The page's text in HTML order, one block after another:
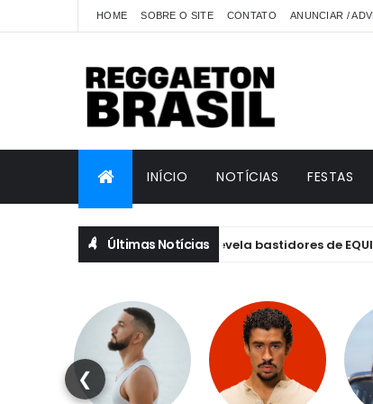
HOME SOBRE O SITE CONTATO ANUNCIAR /
INÍCIO NOTÍCIAS FESTAS
Últimas Notícias
ANITTA Anitta revela bastidores de
❮